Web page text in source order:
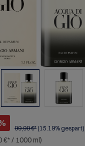
99,99 €* (15.19% gespart)
€* / 1000 ml)